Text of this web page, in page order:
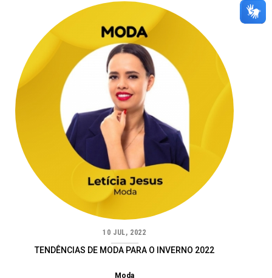
10 JUL, 2022
TENDÊNCIAS DE MODA PARA O INVERNO 2022
Moda